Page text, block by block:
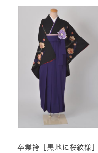
卒業袴［黒地に桜紋様］